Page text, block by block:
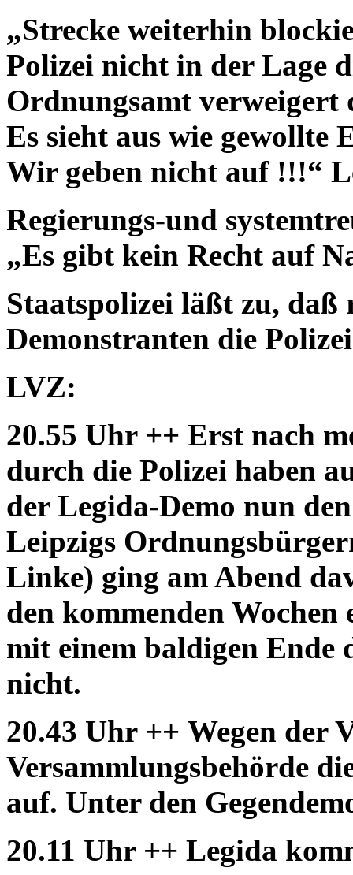
„Strecke weiterhin
Polizei nicht in der Lage
Ordnungsamt verweigert
Es sieht aus wie gewollte
Wir geben nicht auf !!!“
Regierungs-und
„Es gibt kein Recht auf
Staatspolizei läßt zu, daß
Demonstranten die
LVZ:
20.55 Uhr ++ Erst nach
durch die Polizei haben
der Legida-Demo nun
Leipzigs
Linke) ging am Abend
den kommenden
mit einem baldigen Ende
nicht.
20.43 Uhr ++ Wegen der
Versammlungsbehörde
auf. Unter den
20.11 Uhr ++ Legida